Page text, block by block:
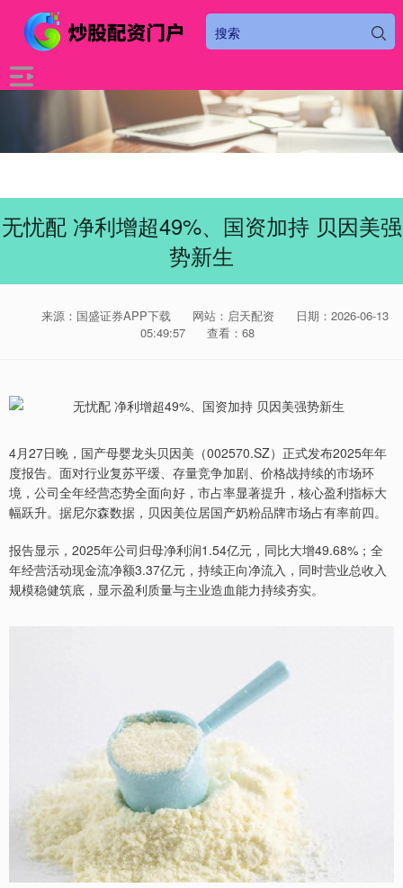
无忧配 净利增超49%、国资加持 贝因美强
势新生
来源：国盛证券APP下载 网站：启天配资
日期：2026-06-13
05:49:57
查看：68
4月27日晚，国产母婴龙头贝因美（002570.SZ）正式发布2025年年
度报告。面对行业复苏平缓、存量竞争加剧、价格战持续的市场环
境，公司全年经营态势全面向好，市占率显著提升，核心盈利指标大
幅跃升。据尼尔森数据，贝因美位居国产奶粉品牌市场占有率前四。
报告显示，2025年公司归母净利润1.54亿元，同比大增49.68%；全
年经营活动现金流净额3.37亿元，持续正向净流入，同时营业总收入
规模稳健筑底，显示盈利质量与主业造血能力持续夯实。